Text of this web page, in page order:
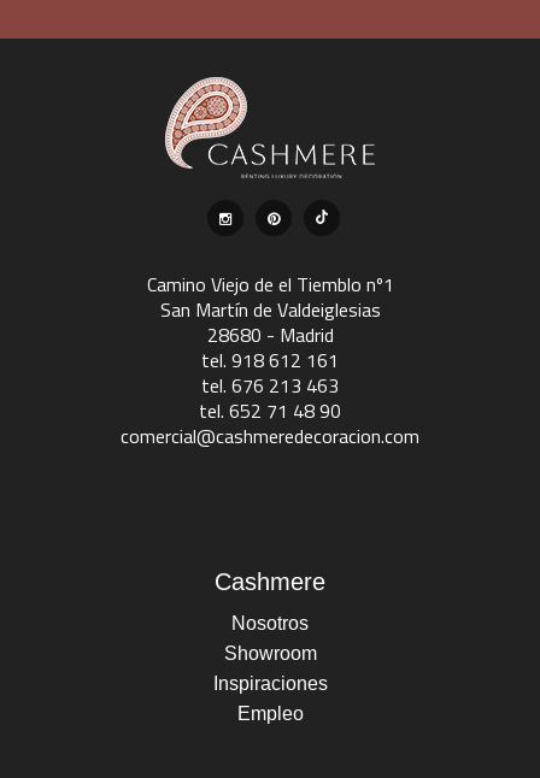
Camino Viejo de el Tiemblo nº1
San Martín de Valdeiglesias
28680 - Madrid
tel. 918 612 161
tel. 676 213 463
tel. 652 71 48 90
comercial@cashmeredecoracion.com
Cashmere
Nosotros
Showroom
Inspiraciones
Empleo